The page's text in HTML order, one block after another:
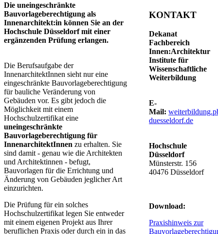
​​Die uneingeschränkte
Bauvorlageberechtigung als
Innenarchitekt:in können Sie an der
Hochschule Düsseldorf mit einer
ergänzenden Prüfung erlangen.
​​​​Die Berufsaufgabe der
InnenarchitektInnen sieht nur eine
eingeschränkte Bauvorlageberechtigung
für bauliche Veränderung von
Gebäuden vor. Es gibt jedoch die
Möglichkeit mit einem
Hochschulzertifikat eine
uneingeschränkte
Bauvorlageberechtigung für
InnenarchitektInnen zu erhalten. Sie
sind damit - genau wie die Architekten
und Architektinnen - befugt,
Bauvorlagen für die Errichtung und
Änderung von Gebäuden jeglicher Art
einzurichten.
Die Prüfung für ein solches
Hochschulzertifikat legen Sie entweder
mit einem eigenen Projekt aus Ihrer
beruflichen Praxis oder durch ein in das
KONTAKT
Dekanat
Fachbereich
Innen:Architektur
Institute für
Wissenschaftliche
Weiterbildung
E-
Mail:
duesseldorf.de​
Hochschule
Düsseldorf
Münsterstr. 156
40476 Düsseldorf
​Download:
Praxishinweis zur